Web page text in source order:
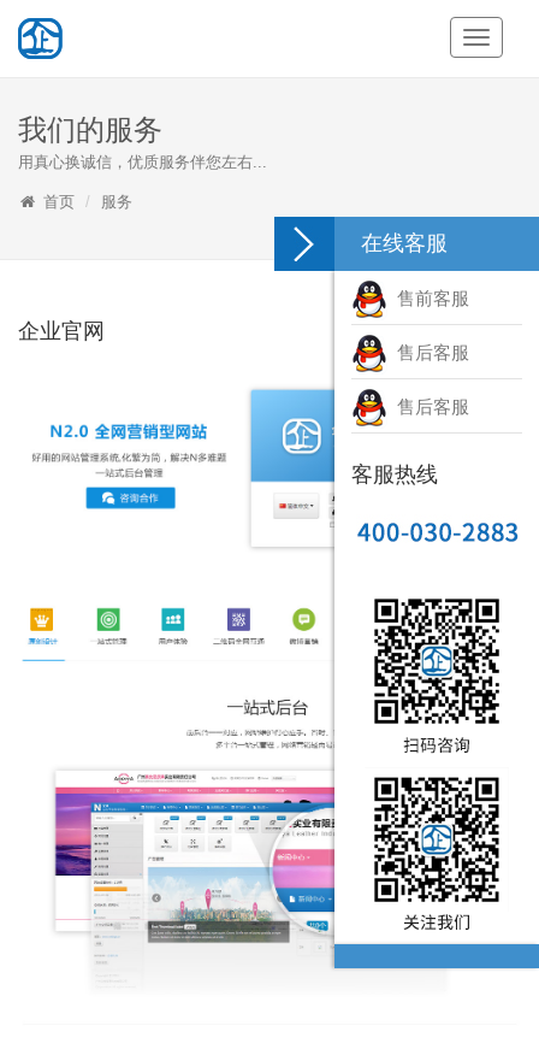
Toggle
我们的服务
用真心换诚信，优质服务伴您左右...
首页 服务
企业官网
在线客服
售前客服
售后客服
售后客服
客服热线